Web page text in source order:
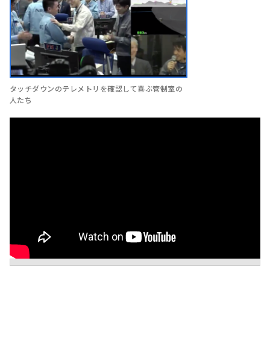
タッチダウンのテレメトリを確認して喜ぶ管制室の
人たち